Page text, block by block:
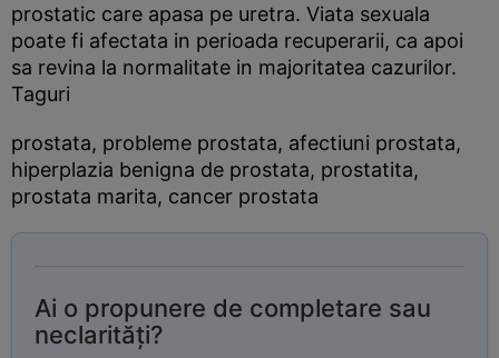
prostatic care apasa pe uretra. Viata sexuala
poate fi afectata in perioada recuperarii, ca apoi
sa revina la normalitate in majoritatea cazurilor.
Taguri
prostata, probleme prostata, afectiuni prostata,
hiperplazia benigna de prostata, prostatita,
prostata marita, cancer prostata
Ai o propunere de completare sau
neclarități?